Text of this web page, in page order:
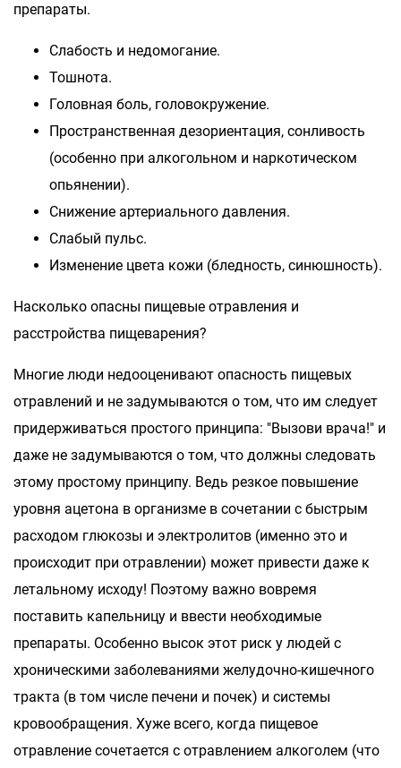
препараты.
Слабость и недомогание.
Тошнота.
Головная боль, головокружение.
Пространственная дезориентация, сонливость
(особенно при алкогольном и наркотическом
опьянении).
Снижение артериального давления.
Слабый пульс.
Изменение цвета кожи (бледность, синюшность).
Насколько опасны пищевые отравления и
расстройства пищеварения?
Многие люди недооценивают опасность пищевых
отравлений и не задумываются о том, что им следует
придерживаться простого принципа: "Вызови врача!" и
даже не задумываются о том, что должны следовать
этому простому принципу. Ведь резкое повышение
уровня ацетона в организме в сочетании с быстрым
расходом глюкозы и электролитов (именно это и
происходит при отравлении) может привести даже к
летальному исходу! Поэтому важно вовремя
поставить капельницу и ввести необходимые
препараты. Особенно высок этот риск у людей с
хроническими заболеваниями желудочно-кишечного
тракта (в том числе печени и почек) и системы
кровообращения. Хуже всего, когда пищевое
отравление сочетается с отравлением алкоголем (что